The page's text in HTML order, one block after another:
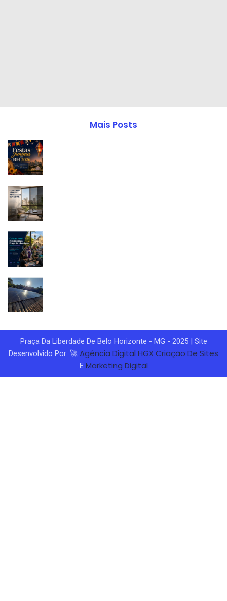
Mais Posts
Praça Da Liberdade De Belo Horizonte - MG - 2025 | Site
Desenvolvido Por: 🚀 Agência Digital HGXCriação De Sites
E Marketing Digital